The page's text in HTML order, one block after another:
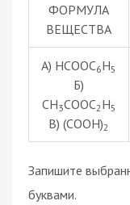
ФОРМУЛА
ВЕЩЕСТВА
А) HCOOC6H5
Б)
CH3COOC2 H5
В) (COOH)2
Запишите
буквами.